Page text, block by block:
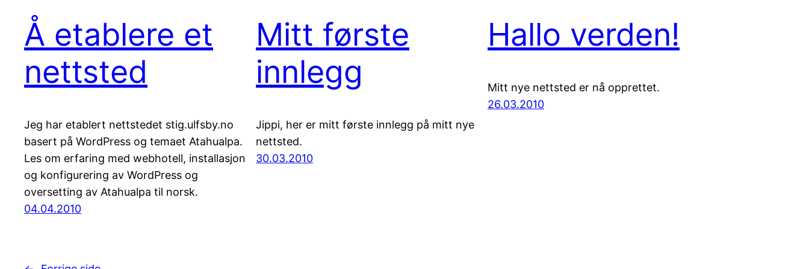
Å etablere et
nettsted
Jeg har etablert nettstedet stig.ulfsby.no
basert på WordPress og temaet Atahualpa.
Les om erfaring med webhotell, installasjon
og konfigurering av WordPress og
oversetting av Atahualpa til norsk.
04.04.2010
Mitt første
innlegg
Jippi, her er mitt første innlegg på mitt nye
nettsted.
30.03.2010
Hallo verden!
Mitt nye nettsted er nå opprettet.
26.03.2010